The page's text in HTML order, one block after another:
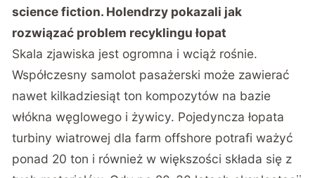
science fiction. Holendrzy pokazali jak
rozwiązać problem recyklingu łopat
Skala zjawiska jest ogromna i wciąż rośnie.
Współczesny samolot pasażerski może zawierać
nawet kilkadziesiąt ton kompozytów na bazie
włókna węglowego i żywicy. Pojedyncza łopata
turbiny wiatrowej dla farm offshore potrafi ważyć
ponad 20 ton i również w większości składa się z